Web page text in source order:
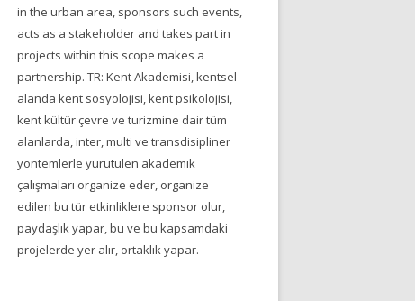
in the urban area, sponsors such events,
acts as a stakeholder and takes part in
projects within this scope makes a
partnership. TR: Kent Akademisi, kentsel
alanda kent sosyolojisi, kent psikolojisi,
kent kültür çevre ve turizmine dair tüm
alanlarda, inter, multi ve transdisipliner
yöntemlerle yürütülen akademik
çalışmaları organize eder, organize
edilen bu tür etkinliklere sponsor olur,
paydaşlık yapar, bu ve bu kapsamdaki
projelerde yer alır, ortaklık yapar.